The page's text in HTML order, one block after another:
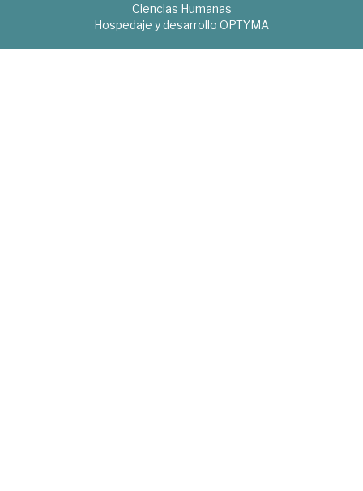
Ciencias Humanas
Hospedaje y desarrollo OPTYMA